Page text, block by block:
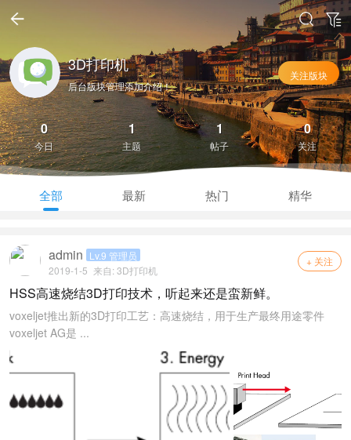
3D打印机
后台版块管理添加介绍！
关注版块
0
今日
1
主题
1
帖子
0
关注
全部 最新 热门 精华
admin Lv.9 管理员
2019-1-5 来自: 3D打印机
+ 关注
HSS高速烧结3D打印技术，听起来还是蛮新鲜。
voxeljet推出新的3D打印工艺：高速烧结，用于生产最终用途零件
voxeljet AG是 ...